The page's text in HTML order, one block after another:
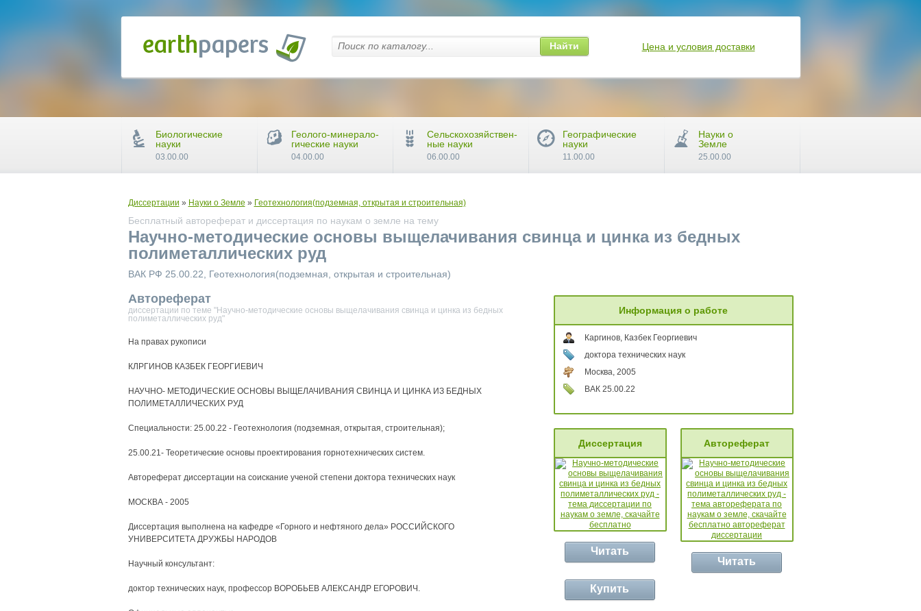
Диссертации » Науки о Земле » Геотехнология(подземная, открытая и строительная)
Бесплатный автореферат и диссертация по наукам о земле на тему
Научно-методические основы выщелачивания свинца и цинка из бедных
полиметаллических руд
ВАК РФ 25.00.22, Геотехнология(подземная, открытая и строительная)
Автореферат
диссертации по теме "Научно-методические основы выщелачивания свинца и цинка из бедных
полиметаллических руд"
На правах рукописи
КЛРГИНОВ КАЗБЕК ГЕОРГИЕВИЧ
НАУЧНО- МЕТОДИЧЕСКИЕ ОСНОВЫ ВЫЩЕЛАЧИВАНИЯ СВИНЦА И ЦИНКА ИЗ БЕДНЫХ
ПОЛИМЕТАЛЛИЧЕСКИХ РУД
Специальности: 25.00.22 - Геотехнология (подземная, открытая, строительная);
25.00.21- Теоретические основы проектирования горнотехнических систем.
Автореферат диссертации на соискание ученой степени доктора технических наук
МОСКВА - 2005
Диссертация выполнена на кафедре «Горного и нефтяного дела» РОССИЙСКОГО
УНИВЕРСИТЕТА ДРУЖБЫ НАРОДОВ
Научный консультант:
доктор технических наук, профессор ВОРОБЬЕВ АЛЕКСАНДР ЕГОРОВИЧ.
Информация о работе
Каргинов, Казбек Георгиевич
доктора технических наук
Москва, 2005
ВАК 25.00.22
Диссертация
Читать
Автореферат
Читать
Купить
Найти Цена и условия доставки
Биологические
науки
03.00.00
Геолого-минерало-
гические науки
04.00.00
Сельскохозяйствен-
ные науки
06.00.00
Географические
науки
11.00.00
Науки о
Земле
25.00.00